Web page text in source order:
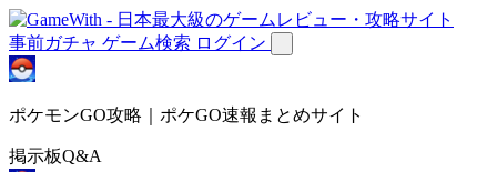
事前ガチャ ゲーム検索 ログイン
ポケモンGO攻略｜ポケGO速報まとめサイト
掲示板Q&A